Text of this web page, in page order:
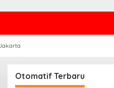
Otomatif Terbaru